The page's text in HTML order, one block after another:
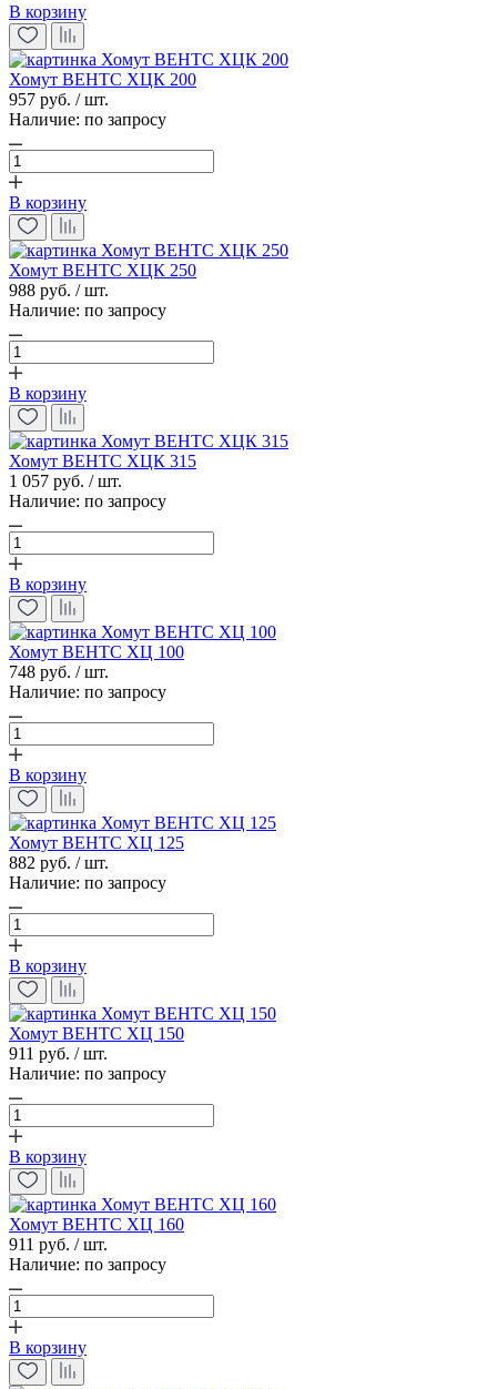
В корзину
Хомут ВЕНТС ХЦК 200
957 руб. / шт.
Наличие: по запросу
В корзину
Хомут ВЕНТС ХЦК 250
988 руб. / шт.
Наличие: по запросу
В корзину
Хомут ВЕНТС ХЦК 315
1 057 руб. / шт.
Наличие: по запросу
В корзину
Хомут ВЕНТС ХЦ 100
748 руб. / шт.
Наличие: по запросу
В корзину
Хомут ВЕНТС ХЦ 125
882 руб. / шт.
Наличие: по запросу
В корзину
Хомут ВЕНТС ХЦ 150
911 руб. / шт.
Наличие: по запросу
В корзину
Хомут ВЕНТС ХЦ 160
911 руб. / шт.
Наличие: по запросу
В корзину